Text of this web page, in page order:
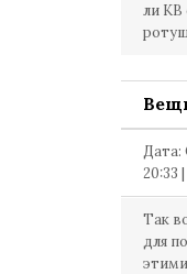
ли КВ
Дата:
20:33
Так
для